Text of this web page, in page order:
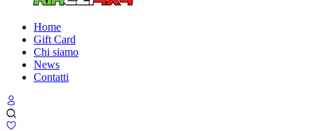
Home
Gift Card
Chi siamo
News
Contatti